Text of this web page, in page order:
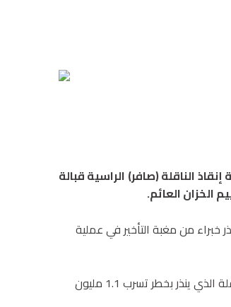
الناقلة (صافر) الراسية قبالة
الخزان العائم.
خبراء من مغبة التأخير في عملية
وقالت الأمم المتحدة، إنها ستحتاج إلى 144 مليون دولار لحل أزمة خزان النفط بالناقلة الذي ينذر بخطر تسرب 1.1 مليون